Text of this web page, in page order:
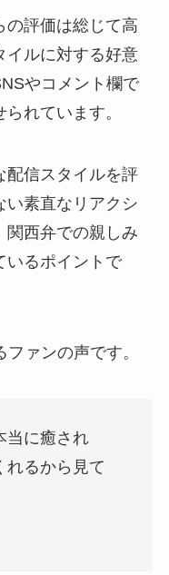
の評価は総じて高
イルに対する好意
やコメント欄で
れています。
配信スタイルを評
い素直なリアクシ
関西弁での親しみ
いるポイントで
ァンの声です。
当に癒され
れるから見て